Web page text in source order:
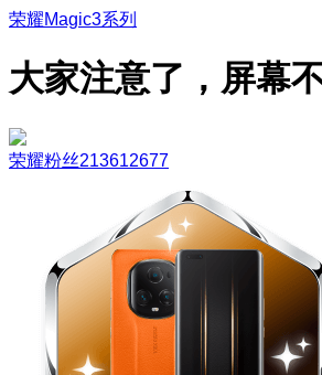
荣耀Magic3系列
大家注意了，屏幕
荣耀粉丝213612677